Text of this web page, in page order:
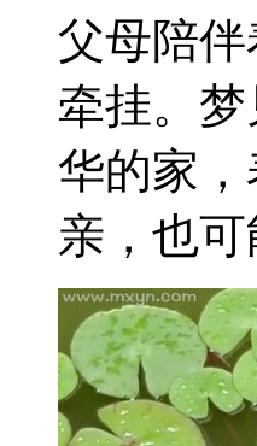
父母陪
牵挂。
华的家
亲，也